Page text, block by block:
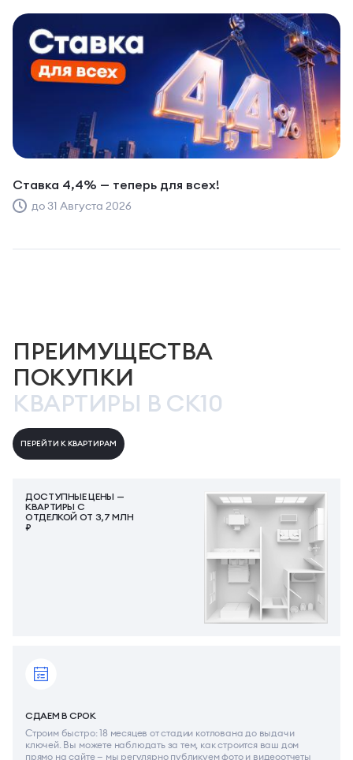
Ставка 4,4% — теперь для всех!
до 31 Августа 2026
ПРЕИМУЩЕСТВА
ПОКУПКИ
КВАРТИРЫ В СК10
ПЕРЕЙТИ К КВАРТИРАМ
ДОСТУПНЫЕ ЦЕНЫ —
КВАРТИРЫ С
ОТДЕЛКОЙ ОТ 3,7 МЛН
₽
СДАЕМ В СРОК
Строим быстро: 18 месяцев от стадии котлована до выдачи
ключей. Вы можете наблюдать за тем, как строится ваш дом
прямо на сайте — мы регулярно публикуем фото и видеоотчеты